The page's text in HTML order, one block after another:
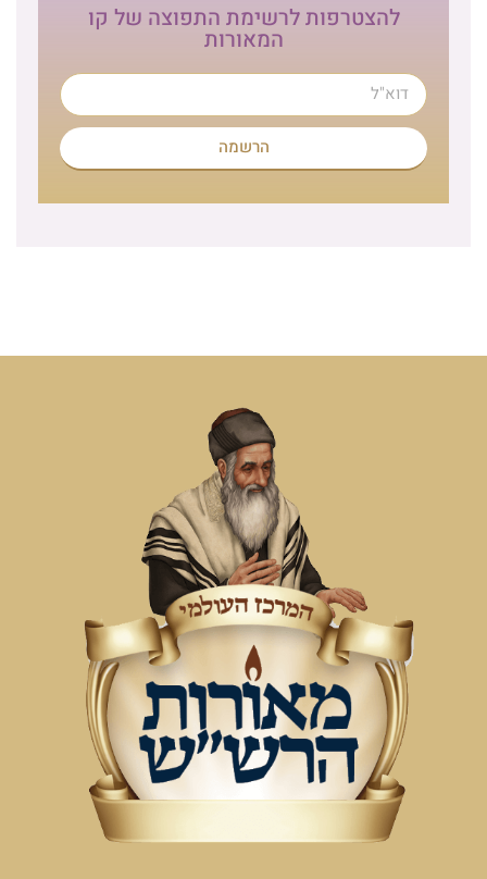
להצטרפות לרשימת התפוצה של קו
המאורות
הרשמה